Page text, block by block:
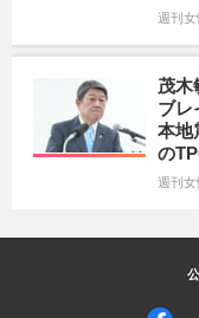
週刊女
茂木
ブレ
本地
の
週刊女